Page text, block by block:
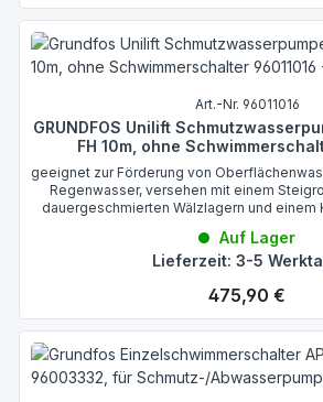
Art.-Nr. 96011016
GRUNDFOS Unilift
FH 10m, ohne
geeignet zur Förderung von
Regenwasser, versehen mit einem
dauergeschmierten Wälzlagern und einem
Auf Lager
Lieferzeit: 3-5
Regulärer Preis:
475,90 €